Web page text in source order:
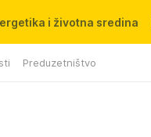
Preduzetništvo
i životna sredina